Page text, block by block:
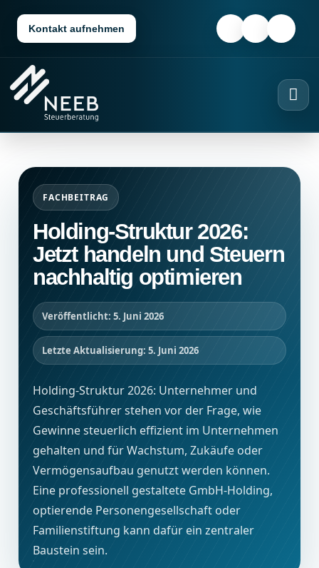
Kontakt aufnehmen
FACHBEITRAG
Holding-Struktur 2026:
Jetzt handeln und Steuern
nachhaltig optimieren
Veröffentlicht: 5. Juni 2026
Letzte Aktualisierung: 5. Juni 2026
Holding-Struktur 2026: Unternehmer und
Geschäftsführer stehen vor der Frage, wie
Gewinne steuerlich effizient im Unternehmen
gehalten und für Wachstum, Zukäufe oder
Vermögensaufbau genutzt werden können.
Eine professionell gestaltete GmbH-Holding,
optierende Personengesellschaft oder
Familienstiftung kann dafür ein zentraler
Baustein sein.